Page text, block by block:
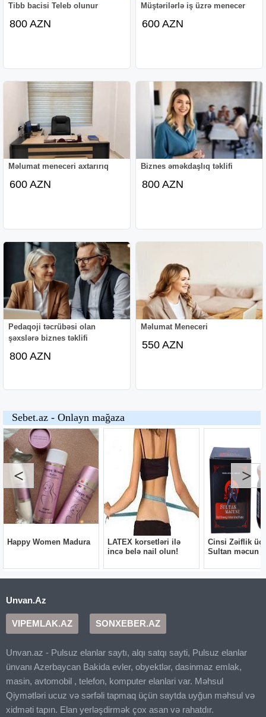
Tibb bacisi Teleb olunur
800 AZN
Müştərilərlə iş üzrə menecer
600 AZN
Məlumat meneceri axtarırıq
600 AZN
Biznes əməkdaşlıq təklifi
800 AZN
Pedaqoji təcrübəsi olan
şəxslərə biznes təklifi
800 AZN
Məlumat Meneceri
550 AZN
Unvan.Az
VIPEMLAK.AZ SONXEBER.AZ
Unvan.az - Pulsuz elanlar saytı, alqı satqı sayti, Pulsuz elanlar
ünvanı Azerbaycan Bakida evler, obyektlər, dasinmaz emlak,
masin, avtomobil , telefon, komputer elanlari var. Məhsul
Qiymətləri ucuz və sərfəli tapmaq üçün saytda uyğun məhsul və
xidməti tapın. Elan yerləşdirmək çox asan və rahatdır.